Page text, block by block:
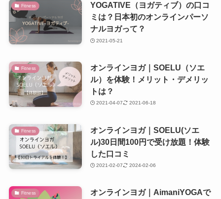
Fitness
YOGATIVE（ヨガティブ）の口コ
ミは？日本初のオンラインパーソ
ナルヨガって？
2021-05-21
Fitness
オンラインヨガ｜SOELU（ソエ
ル）を体験！メリット・デメリッ
トは？
2021-04-07 2021-06-18
Fitness
オンラインヨガ｜SOELU(ソエ
ル)30日間100円で受け放題！体験
した口コミ
2021-02-07 2024-02-06
Fitness
オンラインヨガ｜AimaniYOGAで